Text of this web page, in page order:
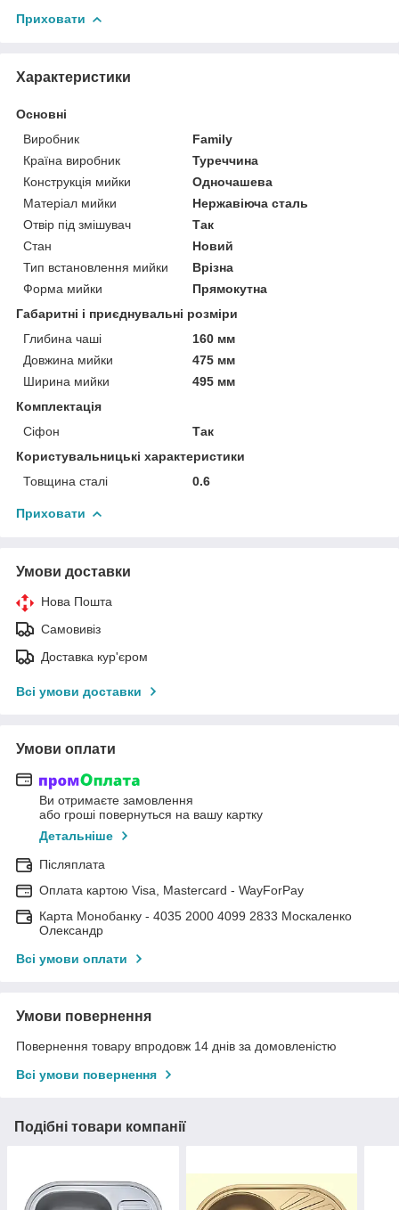
Приховати
Характеристики
Основні
Виробник
Family
Країна виробник
Туреччина
Конструкція мийки
Одночашева
Матеріал мийки
Нержавіюча сталь
Отвір під змішувач
Так
Стан
Новий
Тип встановлення мийки
Врізна
Форма мийки
Прямокутна
Габаритні і приєднувальні розміри
Глибина чаші
160 мм
Довжина мийки
475 мм
Ширина мийки
495 мм
Комплектація
Сіфон
Так
Користувальницькі характеристики
Товщина сталі
0.6
Приховати
Умови доставки
Нова Пошта
Самовивіз
Доставка кур'єром
Всі умови доставки
Умови оплати
Ви отримаєте замовлення
або гроші повернуться на вашу картку
Детальніше
Післяплата
Оплата картою Visa, Mastercard - WayForPay
Карта Монобанку - 4035 2000 4099 2833 Москаленко
Олександр
Всі умови оплати
Умови повернення
Повернення товару впродовж 14 днів за домовленістю
Всі умови повернення
Подібні товари компанії